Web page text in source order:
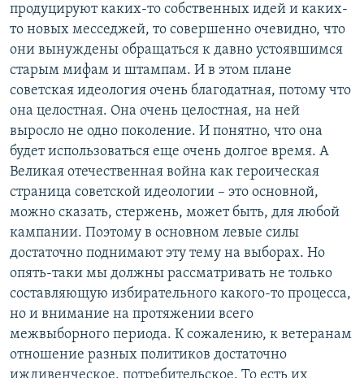
продуцируют каких-то собственных идей и каких-
то новых месседжей, то совершенно очевидно, что
они вынуждены обращаться к давно устоявшимся
старым мифам и штампам. И в этом плане
советская идеология очень благодатная, потому что
она целостная. Она очень целостная, на ней
выросло не одно поколение. И понятно, что она
будет использоваться еще очень долгое время. А
Великая отечественная война как героическая
страница советской идеологии – это основной,
можно сказать, стержень, может быть, для любой
кампании. Поэтому в основном левые силы
достаточно поднимают эту тему на выборах. Но
опять-таки мы должны рассматривать не только
составляющую избирательного какого-то процесса,
но и внимание на протяжении всего
межвыборного периода. К сожалению, к ветеранам
отношение разных политиков достаточно